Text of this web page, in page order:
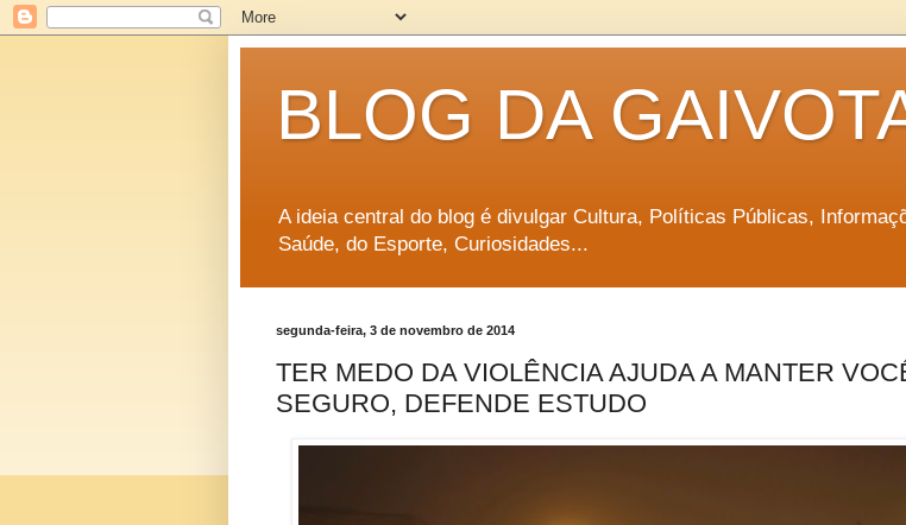
BLOG DA
A ideia central do blog é divulgar Cultura, Políticas Públicas,
Saúde, do Esporte, Curiosidades...
segunda-feira, 3 de novembro de 2014
TER MEDO DA VIOLÊNCIA AJUDA A MANTER
SEGURO, DEFENDE ESTUDO